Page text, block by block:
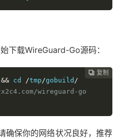
下载WireGuard-Go源码：
 复制
 复制
 复制
 复制
 复制
 复制
 复制
 复制
 复制
 复制
 复制
 复制
 复制
 复制
 复制
 复制
 复制
 复制
 复制
 复制
 复制
 复制
&& cd /tmp/gobuild /
wireguard-go
确保你的网络状况良好，推荐